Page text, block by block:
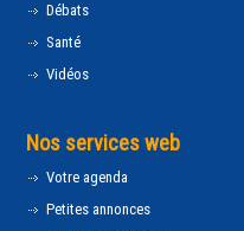
Débats
Santé
Vidéos
Nos services web
Votre agenda
Petites annonces